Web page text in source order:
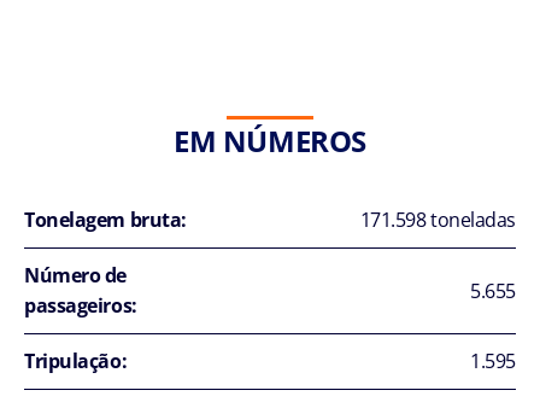
EM NÚMEROS
Tonelagem bruta: 171.598 toneladas
Número de
passageiros:
5.655
Tripulação: 1.595